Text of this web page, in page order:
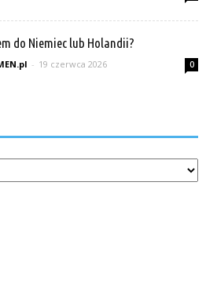
do Niemiec lub Holandii?
- 19 czerwca 2026 0